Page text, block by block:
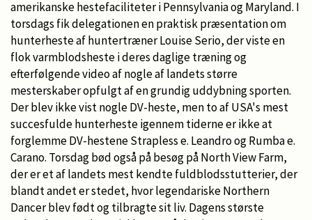
amerikanske hestefaciliteter i Pennsylvania og Maryland. I
torsdags fik delegationen en praktisk præsentation om
hunterheste af huntertræner Louise Serio, der viste en
flok varmblodsheste i deres daglige træning og
efterfølgende video af nogle af landets større
mesterskaber opfulgt af en grundig uddybning sporten.
Der blev ikke vist nogle DV-heste, men to af USA's mest
succesfulde hunterheste igennem tiderne er ikke at
forglemme DV-hestene Strapless e. Leandro og Rumba e.
Carano. Torsdag bød også på besøg på North View Farm,
der er et af landets mest kendte fuldblodsstutterier, der
blandt andet er stedet, hvor legendariske Northern
Dancer blev født og tilbragte sit liv. Dagens største